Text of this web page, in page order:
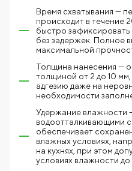
Время схватывания —
происходит в течение
быстро
без задержек. Полное
максимальной
Толщина нанесения —
толщиной от 2 до 10
адгезию даже на
необходимости
Удержание влажности
водоотталкивающими
обеспечивает
влажных условиях,
на кухнях, при этом
условиях влажности до